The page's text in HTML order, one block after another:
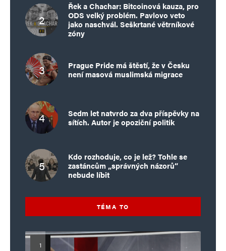
Řek a Chachar: Bitcoinová kauza, pro
ODS velký problém. Pavlovo veto
jako naschvál. Seškrtané větrníkové
zóny
Prague Pride má štěstí, že v Česku
není masová muslimská migrace
Sedm let natvrdo za dva příspěvky na
sítích. Autor je opoziční politik
Kdo rozhoduje, co je lež? Tohle se
zastáncům „správných názorů“
nebude líbit
TÉMA TO